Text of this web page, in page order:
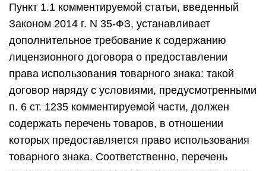
Пункт 1.1 комментируемой статьи, введенный
Законом 2014 г. N 35-ФЗ, устанавливает
дополнительное требование к содержанию
лицензионного договора о предоставлении
права использования товарного знака: такой
договор наряду с условиями, предусмотренными
п. 6 ст. 1235 комментируемой части, должен
содержать перечень товаров, в отношении
которых предоставляется право использования
товарного знака. Соответственно, перечень